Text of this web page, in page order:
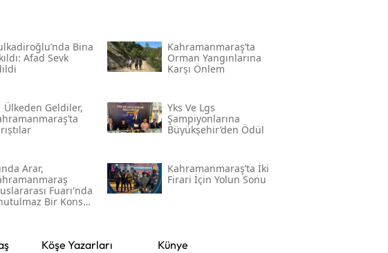
Bina
Afad Sevk
Kahramanmaraş’ta
Orman Yangınlarına
Karşı Önlem
Ülkeden Geldiler,
Yks Ve Lgs
Şampiyonlarına
Büyükşehir’den Ödül
Arar,
Fuarı'nda
Bir Konser
Kahramanmaraş’ta İki
Firari İçin Yolun Sonu
Köşe Yazarları
Künye